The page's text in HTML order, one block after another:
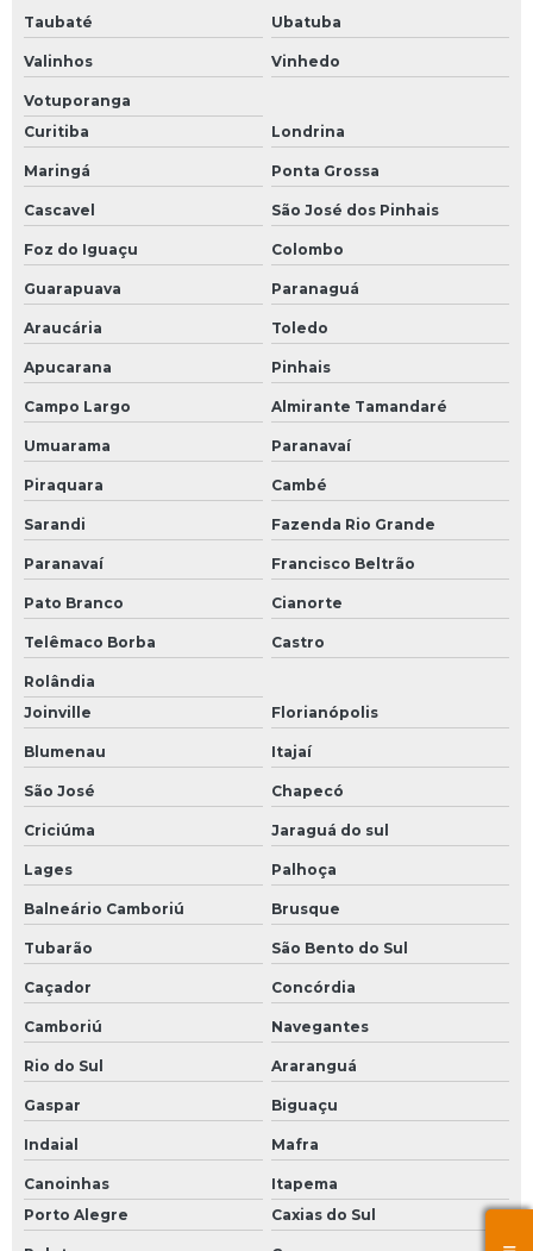
Taubaté Ubatuba
Valinhos Vinhedo
Votuporanga
Curitiba
Londrina
Maringá Ponta Grossa
Cascavel São José dos Pinhais
Foz do Iguaçu Colombo
Guarapuava Paranaguá
Araucária Toledo
Apucarana Pinhais
Campo Largo Almirante Tamandaré
Umuarama Paranavaí
Piraquara Cambé
Sarandi Fazenda Rio Grande
Paranavaí Francisco Beltrão
Pato Branco Cianorte
Telêmaco Borba Castro
Rolândia
Joinville
Florianópolis
Blumenau Itajaí
São José Chapecó
Criciúma Jaraguá do sul
Lages Palhoça
Balneário Camboriú Brusque
Tubarão São Bento do Sul
Caçador Concórdia
Camboriú Navegantes
Rio do Sul Araranguá
Gaspar Biguaçu
Indaial Mafra
Canoinhas
Itapema
Porto Alegre
Caxias do Sul